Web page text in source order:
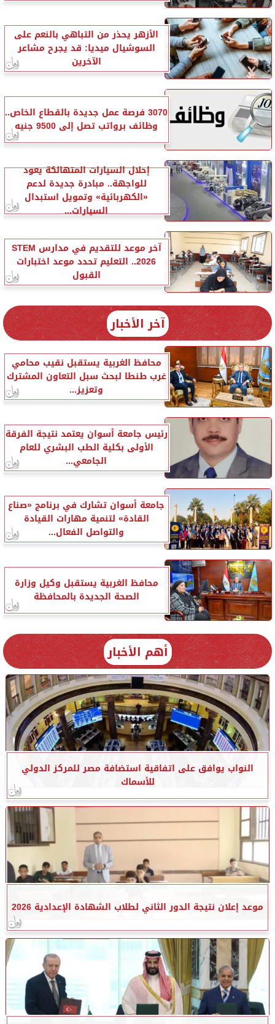
الأزهر يحذر من التباهي بالنعم على
السوشيال ميديا: قد يجرح مشاعر
الآخرين
3070 فرصة عمل جديدة بالقطاع الخاص..
وظائف برواتب تصل إلى 9500 جنيه
إحلال السيارات المتهالكة يعود
للواجهة.. مبادرة جديدة لدعم
«الكهربائية» وتمويل استبدال
السيارات...
آخر موعد للتقديم في مدارس STEM
2026.. التعليم تحدد موعد اختبارات
القبول
آخر الأخبار
محافظ الغربية يستقبل نقيب محامي
غرب طنطا لبحث سبل التعاون المشترك
وتعزيز...
رئيس جامعة أسوان يعتمد نتيجة الفرقة
الأولى بكلية الطب البشري للعام
الجامعي...
جامعة أسوان تشارك في برنامج «صناع
القادة» لتنمية مهارات القيادة
والتواصل الفعال...
محافظ الغربية يستقبل وكيل وزارة
الصحة الجديدة بالمحافظة
أهم الأخبار
النواب يوافق على اتفاقية استضافة مصر للمركز الدولي
للأسماك
موعد إعلان نتيجة الدور الثاني لطلاب الشهادة الإعدادية 2026